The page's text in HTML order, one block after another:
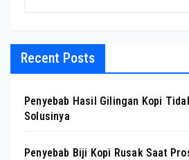
Recent Posts
Penyebab Hasil Gilingan Kopi
Solusinya
Penyebab Biji Kopi Rusak Saat